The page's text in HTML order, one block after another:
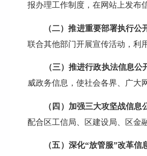
报办理工作制度，在网站上发布
（二）推进重要部署执行公
联合其他部门开展宣传活动，利
（三）推进行政执法信息公
威政务信息，使社会各界、广大
（四）加强三大攻坚战信息
配合区工信局、区建设局、区金
（五）深化“放管服”改革信